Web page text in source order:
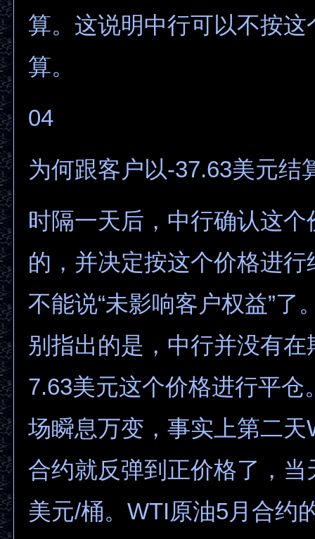
算。这说明中行可以不按这
算。
04
为何跟客户以-37.63美元结
时隔一天后，中行确认这个
的，并决定按这个价格进行
不能说“未影响客户权益”了
别指出的是，中行并没有在
7.63美元这个价格进行平仓
场瞬息万变，事实上第二天
合约就反弹到正价格了，当
美元/桶。WTI原油5月合约